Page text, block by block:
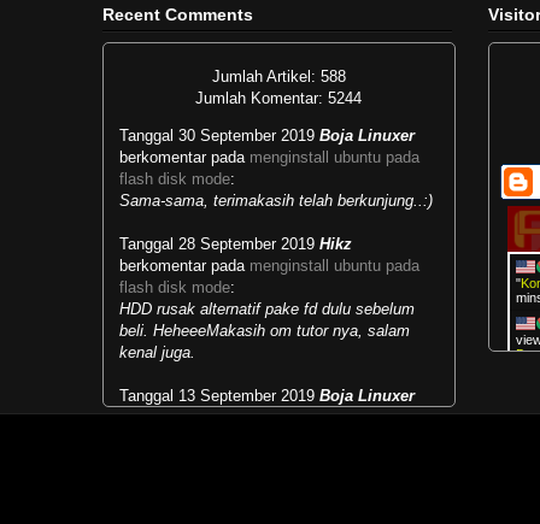
yang setimpal dari allah
Recent Comments
Jumlah Artikel: 588
Jumlah Komentar: 5244
Tanggal 30 September 2019Boja Linuxer
berkomentar pada menginstall ubuntu pada
flash disk mode:
Sama-sama, terimakasih telah berkunjung..:)
Tanggal 28 September 2019Hikz
berkomentar pada menginstall ubuntu pada
flash disk mode:
HDD rusak alternatif pake fd dulu sebelum
beli. HeheeeMakasih om tutor nya, salam
kenal juga.
Tanggal 13 September 2019Boja Linuxer
berkomentar padamasalah runlevel dan multi
Visitor
"